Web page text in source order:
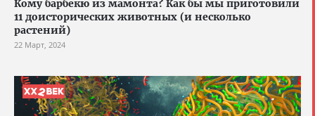
Кому барбекю из мамонта? Как бы мы приготовили
11 доисторических животных (и несколько
растений)
22 Март, 2024